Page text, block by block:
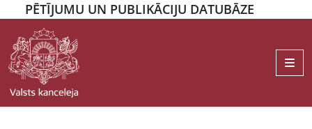
PĒTĪJUMU UN PUBLIKĀCIJU DATUBĀZE